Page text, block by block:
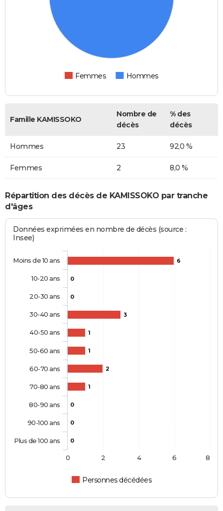
Femmes Hommes
Famille KAMISSOKO
Nombre de
décès
% des
décès
Hommes 23 92,0 %
Femmes 2 8,0 %
Répartition des décès de KAMISSOKO par tranche
d'âges
Données exprimées en nombre de décès (source :
Insee)
6
0
0
3
1
1
2
1
0
0
0
Personnes décédées
Moins de 10 ans
10-20 ans
20-30 ans
30-40 ans
40-50 ans
50-60 ans
60-70 ans
70-80 ans
80-90 ans
90-100 ans
Plus de 100 ans
0 2 4 6 8